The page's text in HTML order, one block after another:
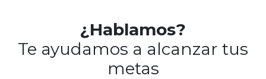
¿Hablamos?
Te ayudamos a alcanzar tus
metas